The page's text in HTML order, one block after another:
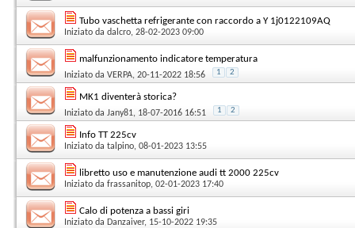
Tubo vaschetta refrigerante con raccordo a Y 1j0122109AQ
Iniziato da dalcro, 28-02-2023 09:00
malfunzionamento indicatore temperatura
Iniziato da VERPA, 20-11-2022 18:56 1 2
MK1 diventerà storica?
Iniziato da Jany81, 18-07-2016 16:51 1 2
Info TT 225cv
Iniziato da talpino, 08-01-2023 13:55
libretto uso e manutenzione audi tt 2000 225cv
Iniziato da frassanitop, 02-01-2023 17:40
Calo di potenza a bassi giri
Iniziato da Danzaiver, 15-10-2022 19:35